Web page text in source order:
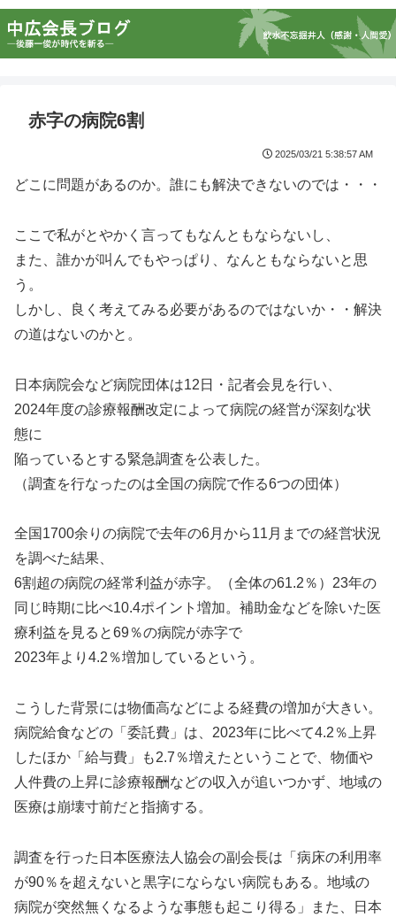
赤字の病院6割
2025/03/21 5:38:57 AM
どこに問題があるのか。誰にも解決できないのでは・・・
ここで私がとやかく言ってもなんともならないし、
また、誰かが叫んでもやっぱり、なんともならないと思
う。
しかし、良く考えてみる必要があるのではないか・・解決
の道はないのかと。
日本病院会など病院団体は12日・記者会見を行い、
2024年度の診療報酬改定によって病院の経営が深刻な状
態に
陥っているとする緊急調査を公表した。
（調査を行なったのは全国の病院で作る6つの団体）
全国1700余りの病院で去年の6月から11月までの経営状況
を調べた結果、
6割超の病院の経常利益が赤字。（全体の61.2％）23年の
同じ時期に比べ10.4ポイント増加。補助金などを除いた医
療利益を見ると69％の病院が赤字で
2023年より4.2％増加しているという。
こうした背景には物価高などによる経費の増加が大きい。
病院給食などの「委託費」は、2023年に比べて4.2％上昇
したほか「給与費」も2.7％増えたということで、物価や
人件費の上昇に診療報酬などの収入が追いつかず、地域の
医療は崩壊寸前だと指摘する。
調査を行った日本医療法人協会の副会長は「病床の利用率
が90％を超えないと黒字にならない病院もある。地域の
病院が突然無くなるような事態も起こり得る」また、日本